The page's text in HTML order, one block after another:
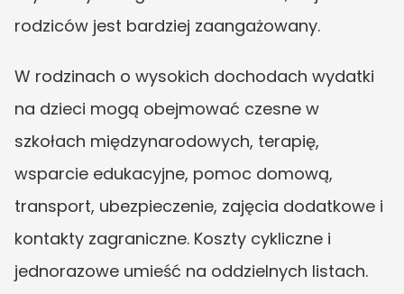
rodziców jest bardziej zaangażowany.
W rodzinach o wysokich dochodach wydatki
na dzieci mogą obejmować czesne w
szkołach międzynarodowych, terapię,
wsparcie edukacyjne, pomoc domową,
transport, ubezpieczenie, zajęcia dodatkowe i
kontakty zagraniczne. Koszty cykliczne i
jednorazowe umieść na oddzielnych listach.